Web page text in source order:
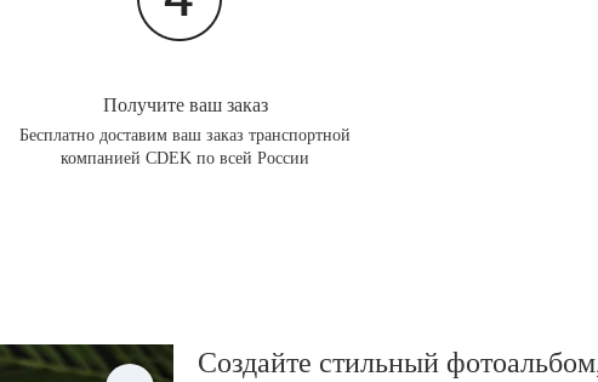
Получите ваш заказ
Бесплатно доставим ваш заказ транспортной
компанией CDEK по всей России
Создайте стильный